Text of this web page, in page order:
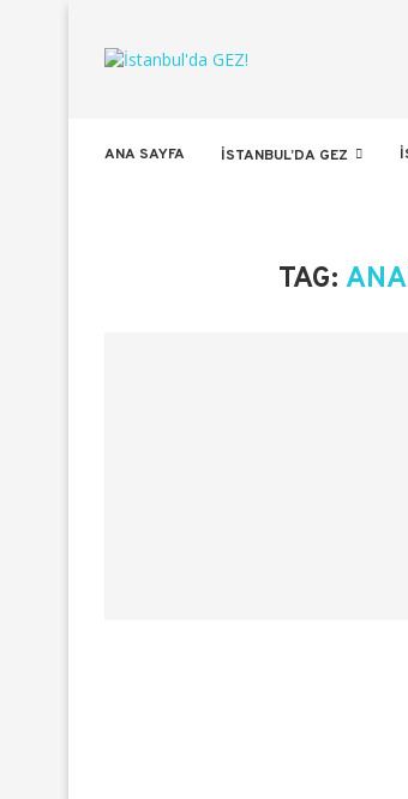
ANA SAYFA İSTANBUL’DA GEZ
TAG: